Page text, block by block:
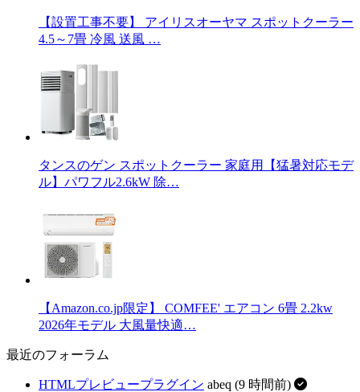
【設置工事不要】 アイリスオーヤマ スポットクーラー
4.5～7畳 冷風 送風 …
タンスのゲン スポットクーラー 家庭用【猛暑対応モデ
ル】パワフル2.6kW 除…
【Amazon.co.jp限定】 COMFEE' エアコン 6畳 2.2kw
2026年モデル 大風量快適…
最近のフォーラム
HTMLプレビュープラグイン abeq (9 時間前)